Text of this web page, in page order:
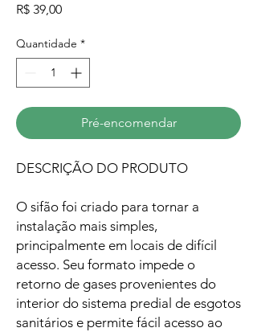
R$ 39,00Preço
Quantidade *
Pré-encomendar
DESCRIÇÃO DO PRODUTO
O sifão foi criado para tornar a
instalação mais simples,
principalmente em locais de difícil
acesso. Seu formato impede o
retorno de gases provenientes do
interior do sistema predial de esgotos
sanitários e permite fácil acesso ao